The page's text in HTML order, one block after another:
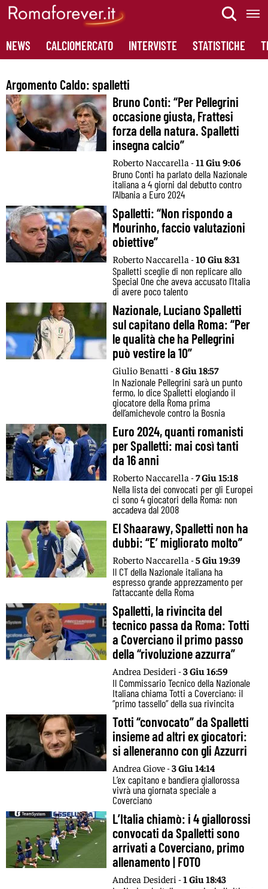
Skip
content
NEWS CALCIOMERCATO INTERVISTE STATISTICHE
Argomento Caldo:spalletti
Bruno Conti: “Per Pellegrini
occasione giusta, Frattesi
forza della natura. Spalletti
insegna calcio”
Roberto Naccarella -11 Giu 9:06
Bruno Conti ha parlato della Nazionale
italiana a 4 giorni dal debutto contro
l’Albania a Euro 2024
Spalletti: “Non rispondo a
Mourinho, faccio valutazioni
obiettive”
Roberto Naccarella -10 Giu 8:31
Spalletti sceglie di non replicare allo
Special One che aveva accusato l’Italia
di avere poco talento
Nazionale, Luciano Spalletti
sul capitano della Roma: “Per
le qualità che ha Pellegrini
può vestire la 10”
Giulio Benatti -8 Giu 18:57
In Nazionale Pellegrini sarà un punto
fermo, lo dice Spalletti elogiando il
giocatore della Roma prima
dell’amichevole contro la Bosnia
Euro 2024, quanti romanisti
per Spalletti: mai così tanti
da 16 anni
Roberto Naccarella -7 Giu 15:18
Nella lista dei convocati per gli Europei
ci sono 4 giocatori della Roma: non
accadeva dal 2008
El Shaarawy, Spalletti non ha
dubbi: “E’ migliorato molto”
Roberto Naccarella -5 Giu 19:39
Il CT della Nazionale italiana ha
espresso grande apprezzamento per
l’attaccante della Roma
Spalletti, la rivincita del
tecnico passa da Roma: Totti
a Coverciano il primo passo
della “rivoluzione azzurra”
Andrea Desideri -3 Giu 16:59
Il Commissario Tecnico della Nazionale
Italiana chiama Totti a Coverciano: il
“primo tassello” della sua rivincita
Totti “convocato” da Spalletti
insieme ad altri ex giocatori:
si alleneranno con gli Azzurri
Andrea Giove -3 Giu 14:14
L’ex capitano e bandiera giallorossa
vivrà una giornata speciale a
Coverciano
L’Italia chiamò: i 4 giallorossi
convocati da Spalletti sono
arrivati a Coverciano, primo
allenamento | FOTO
Andrea Desideri -1 Giu 18:43